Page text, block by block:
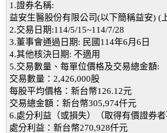
1.證券名稱:
益安生醫股份有限公司(以下簡稱益安) (
2.交易日期:114/5/15~114/7/28
3.董事會通過日期: 民國114年6月6日
4.其他核決日期: 不適用
5.交易數量、每單位價格及交易總金額:
交易數量：2,426,000股
每股平均價格：新台幣126.12元
交易總金額：新台幣305,974仟元
6.處分利益（或損失）（取得有價證券
處分利益：新台幣270,928仟元